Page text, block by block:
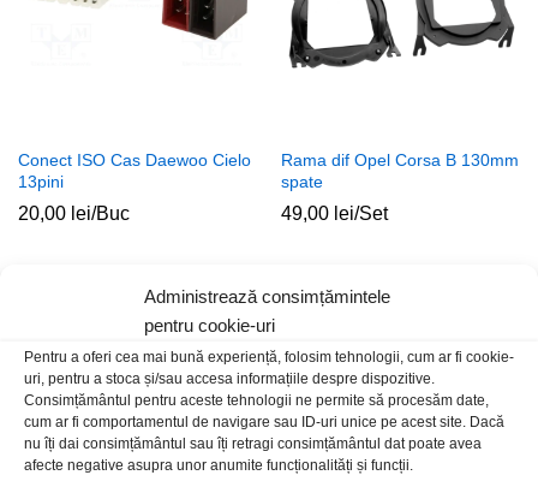
Administrează consimțămintele
pentru cookie-uri
Pentru a oferi cea mai bună experiență, folosim tehnologii, cum ar fi cookie-
uri, pentru a stoca și/sau accesa informațiile despre dispozitive.
Consimțământul pentru aceste tehnologii ne permite să procesăm date,
cum ar fi comportamentul de navigare sau ID-uri unice pe acest site. Dacă
nu îți dai consimțământul sau îți retragi consimțământul dat poate avea
afecte negative asupra unor anumite funcționalități și funcții.
Conect ISO Cas Daewoo Cielo
13pini
20,00 lei/Buc
Rama dif Opel Corsa B 130mm
spate
49,00 lei/Set